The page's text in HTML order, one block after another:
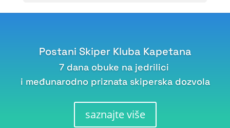
Postani Skiper Kluba Kapetana
7 dana obuke na jedrilici
i međunarodno priznata skiperska dozvola
saznajte više